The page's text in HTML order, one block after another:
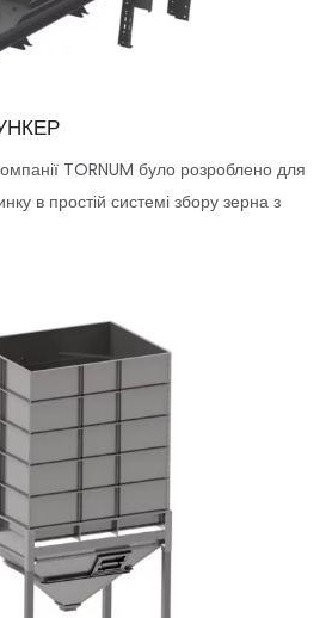
TORNUM було розроблено для
в простій системі збору зерна з